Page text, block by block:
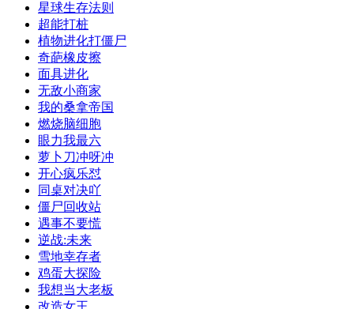
星球生存法则
超能打桩
植物进化打僵尸
奇葩橡皮擦
面具进化
无敌小商家
我的桑拿帝国
燃烧脑细胞
眼力我最六
萝卜刀冲呀冲
开心疯乐怼
同桌对决吖
僵尸回收站
遇事不要慌
逆战:未来
雪地幸存者
鸡蛋大探险
我想当大老板
改造女王